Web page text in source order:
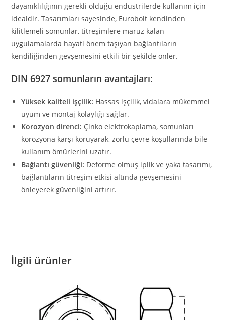
dayanıklılığının gerekli olduğu endüstrilerde kullanım için
idealdir. Tasarımları sayesinde, Eurobolt kendinden
kilitlemeli somunlar, titreşimlere maruz kalan
uygulamalarda hayati önem taşıyan bağlantıların
kendiliğinden gevşemesini etkili bir şekilde önler.
DIN 6927 somunların avantajları:
Yüksek kaliteli işçilik: Hassas işçilik, vidalara mükemmel
uyum ve montaj kolaylığı sağlar.
Korozyon direnci: Çinko elektrokaplama, somunları
korozyona karşı koruyarak, zorlu çevre koşullarında bile
kullanım ömürlerini uzatır.
Bağlantı güvenliği: Deforme olmuş iplik ve yaka tasarımı,
bağlantıların titreşim etkisi altında gevşemesini
önleyerek güvenliğini artırır.
İlgili ürünler